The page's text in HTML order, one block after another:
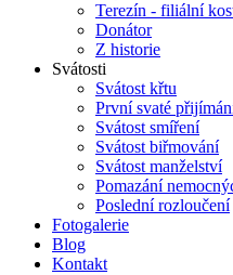
Terezín - filiální
Donátor
Z historie
Svátosti
Svátost křtu
První svaté
Svátost smíření
Svátost biřmování
Svátost manželství
Pomazání
Poslední rozloučení
Fotogalerie
Blog
Kontakt